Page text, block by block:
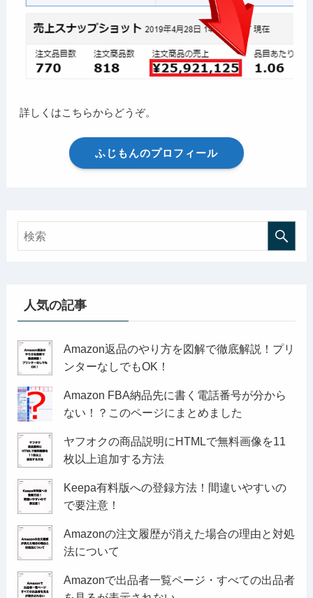
詳しくはこちらからどうぞ。
ふじもんのプロフィール
人気の記事
Amazon返品のやり方を図解で徹底解説！プリ
ンターなしでもOK！
Amazon FBA納品先に書く電話番号が分から
ない！？このページにまとめました
ヤフオクの商品説明にHTMLで無料画像を11
枚以上追加する方法
Keepa有料版への登録方法！間違いやすいの
で要注意！
Amazonの注文履歴が消えた場合の理由と対処
法について
Amazonで出品者一覧ページ・すべての出品者